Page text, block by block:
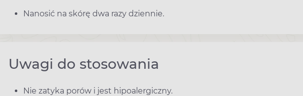
Nanosić na skórę dwa razy dziennie.
Uwagi do stosowania
Nie zatyka porów i jest hipoalergiczny.